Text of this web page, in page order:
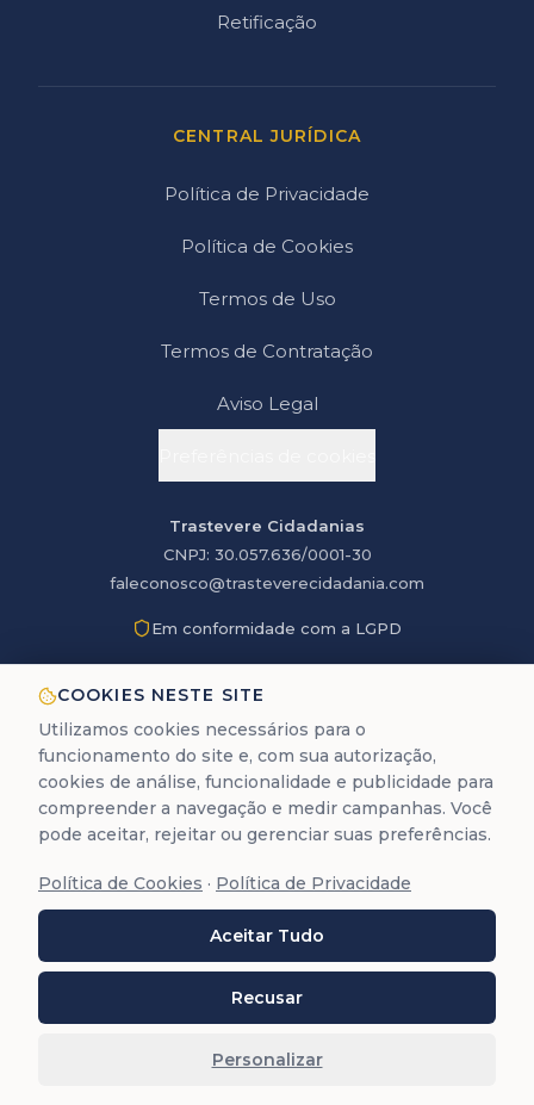
Retificação
CENTRAL JURÍDICA
Política de Privacidade
Política de Cookies
Termos de Uso
Termos de Contratação
Aviso Legal
Trastevere Cidadanias
CNPJ: 30.057.636/0001-30
faleconosco@trasteverecidadania.com
Em conformidade com a LGPD
Nota 4,8
LGPD
Dados
12+ anos
A Trastevere é uma empresa de assessoria documental
para cidadania europeia. Não prestamos serviços
jurídicos de advocacia (Lei 8.906/94).
COOKIES NESTE SITE
Utilizamos cookies necessários para o
funcionamento do site e, com sua autorização,
cookies de análise, funcionalidade e publicidade para
compreender a navegação e medir campanhas. Você
pode aceitar, rejeitar ou gerenciar suas preferências.
Política de Cookies · Política de Privacidade
Aceitar Tudo
Recusar
Personalizar